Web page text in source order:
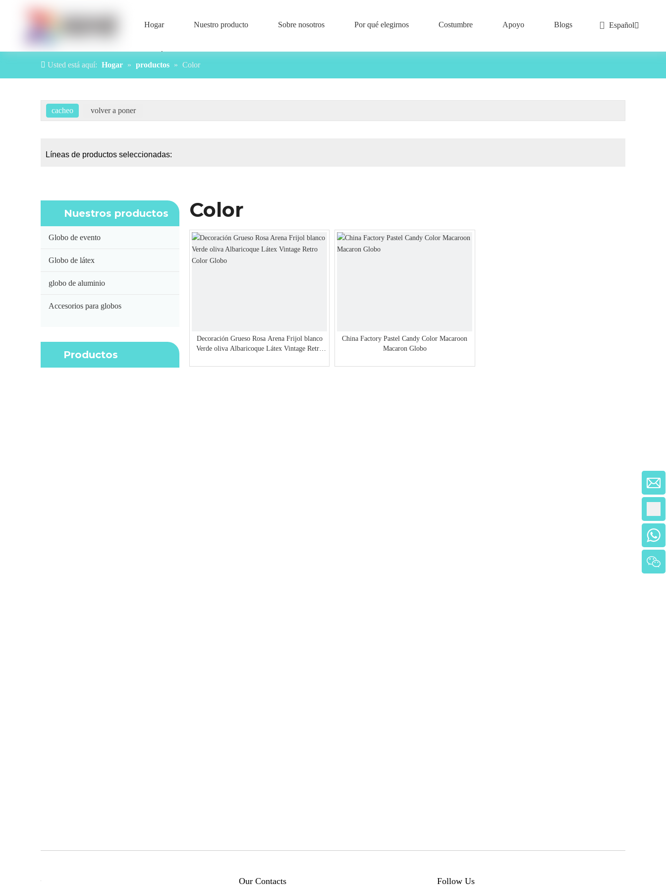
Hogar Nuestro producto Sobre nosotros Por qué elegirnos Costumbre Apoyo Blogs
Contáctenos
Español
Usted está aquí: Hogar » productos » Color
Líneas de productos seleccionadas:
Nuestros productos
Globo de evento
Globo de látex
globo de aluminio
Accesorios para globos
Productos
Color
Decoración Grueso Rosa Arena Frijol blanco
Verde oliva Albaricoque Látex Vintage Retro
China Factory Pastel Candy Color Macaroon
Macaron Globo
Our Contacts Follow Us